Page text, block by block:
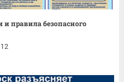
правила безопасного